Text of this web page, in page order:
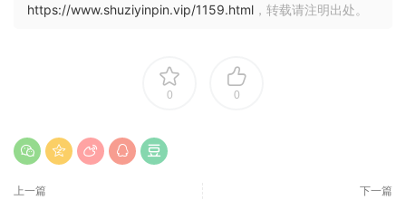
保留编辑内容。有了 ARA 2 支持，你可以直接在
成。入门级的 Elements 版可进行精确纠错，包括自动降噪和
降噪处理，以及选定的人工智能辅助处理，包括人声解混。专
业版拥有更全面的工具和最先进的人工智能技术。现在，
https://www.shuziyinpin.vip/1159.html ，转载请注明出处。
0 0
上一篇 下一篇